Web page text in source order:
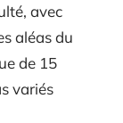
avec
aléas du
de 15
variés